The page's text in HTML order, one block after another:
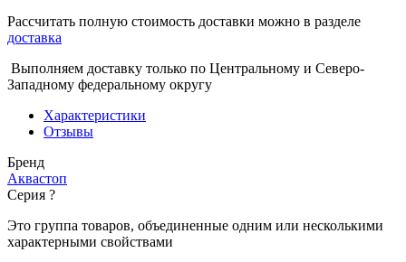
Рассчитать полную стоимость доставки можно в разделе
доставка
Выполняем доставку только по Центральному и Северо-
Западному федеральному округу
Характеристики
Отзывы
Бренд
Аквастоп
Серия ?
Это группа товаров, объединенные одним или несколькими
характерными свойствами